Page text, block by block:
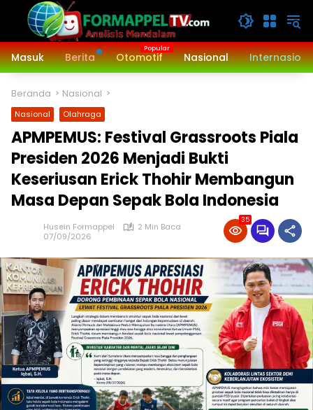
Langsung
konten
Masuk
Berita Otomotif Nasional
Beranda Nasional
Nasional Olahraga
APMPEMUS: Festival Grassroots Piala
Presiden 2026 Menjadi Bukti
Keseriusan Erick Thohir Membangun
Masa Depan Sepak Bola Indonesia
Husein Formappel
2 Min Baca
07/09/2026
35